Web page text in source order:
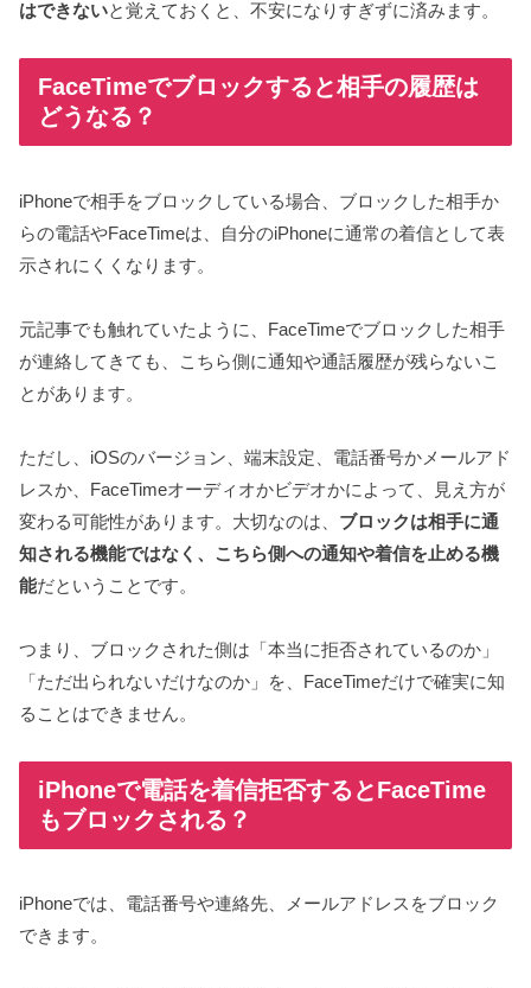
はできないと覚えておくと、不安になりすぎずに済みます。
FaceTimeでブロックすると相手の履歴は
どうなる？
iPhoneで相手をブロックしている場合、ブロックした相手か
らの電話やFaceTimeは、自分のiPhoneに通常の着信として表
示されにくくなります。
元記事でも触れていたように、FaceTimeでブロックした相手
が連絡してきても、こちら側に通知や通話履歴が残らないこ
とがあります。
ただし、iOSのバージョン、端末設定、電話番号かメールアド
レスか、FaceTimeオーディオかビデオかによって、見え方が
変わる可能性があります。大切なのは、 ブロックは相手に通
知される機能ではなく、こちら側への通知や着信を止める機
能だということです。
つまり、ブロックされた側は「本当に拒否されているのか」
「ただ出られないだけなのか」を、FaceTimeだけで確実に知
ることはできません。
iPhoneで電話を着信拒否するとFaceTime
もブロックされる？
iPhoneでは、電話番号や連絡先、メールアドレスをブロック
できます。